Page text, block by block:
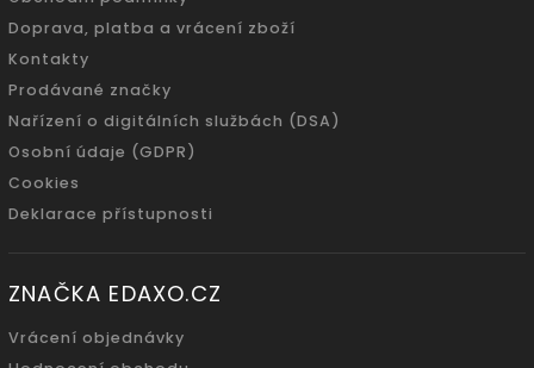
Doprava, platba a vrácení zboží
Kontakty
Prodávané značky
Nařízení o digitálních službách (DSA)
Osobní údaje (GDPR)
Cookies
Deklarace přístupnosti
ZNAČKA EDAXO.CZ
Vrácení objednávky